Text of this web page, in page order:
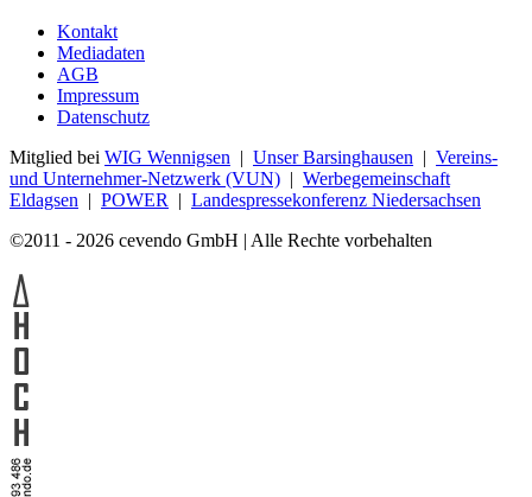
Kontakt
Mediadaten
AGB
Impressum
Datenschutz
Mitglied bei WIG Wennigsen | Unser Barsinghausen | Vereins-
und Unternehmer-Netzwerk (VUN) | Werbegemeinschaft
Eldagsen | POWER | Landespressekonferenz Niedersachsen
©2011 - 2026 cevendo GmbH | Alle Rechte vorbehalten